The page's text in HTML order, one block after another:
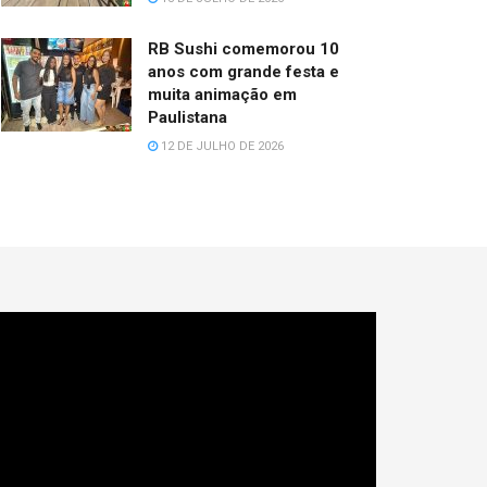
RB Sushi comemorou 10
anos com grande festa e
muita animação em
Paulistana
12 DE JULHO DE 2026